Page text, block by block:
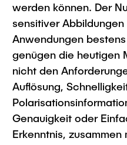
werden können. Der
sensitiver
Anwendungen
genügen die heutigen
nicht den
Auflösung,
Genauigkeit oder
Erkenntnis,